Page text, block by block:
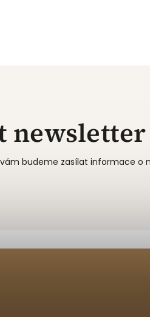
newsletter
budeme zasílat informace o